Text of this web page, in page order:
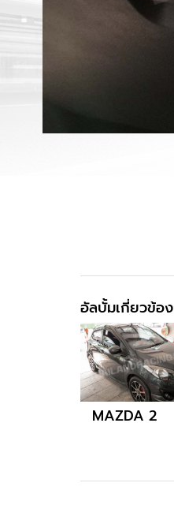
อัลบั้มเกี่ยวข้อง
MAZDA 2